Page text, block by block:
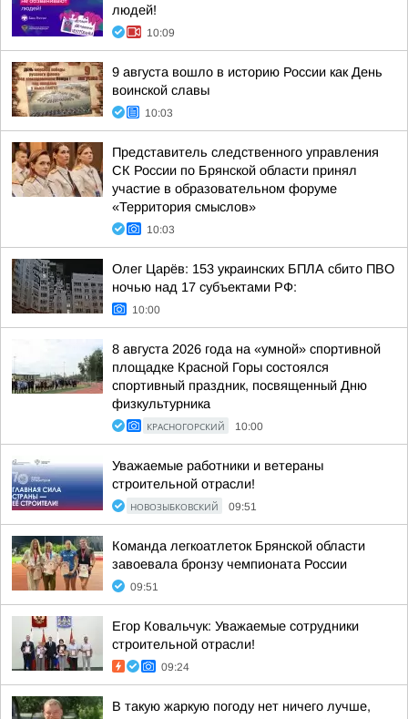
людей!
10:09
9 августа вошло в историю России как День
воинской славы
10:03
Представитель следственного управления
СК России по Брянской области принял
участие в образовательном форуме
«Территория смыслов»
10:03
Олег Царёв: 153 украинских БПЛА сбито ПВО
ночью над 17 субъектами РФ:
10:00
8 августа 2026 года на «умной» спортивной
площадке Красной Горы состоялся
спортивный праздник, посвященный Дню
физкультурника
КРАСНОГОРСКИЙ 10:00
Уважаемые работники и ветераны
строительной отрасли!
НОВОЗЫБКОВСКИЙ 09:51
Команда легкоатлеток Брянской области
завоевала бронзу чемпионата России
09:51
Егор Ковальчук: Уважаемые сотрудники
строительной отрасли!
09:24
В такую жаркую погоду нет ничего лучше,